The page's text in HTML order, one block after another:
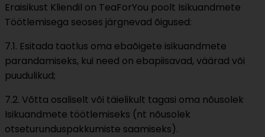
Eraisikust Kliendil on TeaForYou poolt Isikuandmete
Töötlemisega seoses järgnevad õigused:
7.1. Esitada taotlus oma ebaõigete isikuandmete
parandamiseks, kui need on ebapiisavad, väärad või
puudulikud;
7.2. Võtta osaliselt või täielikult tagasi oma nõusolek
Isikuandmete töötlemiseks (nt nõusolek
otseturunduspakkumiste saamiseks).